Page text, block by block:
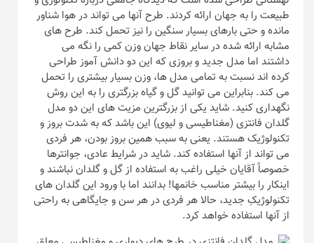
طبیعت را به جهان ارائه کردند. طرح آنها می تواند در هوا شناور
مانده و حتی بارهای بسیار سنگین را نیز تحمل کند. طرح های
مشابه ارائه شده در سایر نقاط جهان وزن کمی را نگه می
داشتند اما مدل جدید و بروزی که این دو دانش آموز طراحی
کرده اند نسبت به تمامی مدل ها، وزن بسیار بیشتری را تحمل
می کند. بنابراین می توانید گل و گیاه بزرگتری را به این روش
نگهداری کنید. شاید یکی از بزرگترین مزیت های این دو مدل
گلدان فانتزی (مغناطیسی و لیوی) این باشد که به شدت بروز و
تکنولوژیک هستند. یعنی به سبب همین بروز بودن، هر فردی
می تواند از آنها استفاده کند. شاید در شرایط عادی، جوانترها
خصوصاً آقایان خیلی راغب به استفاده از گل و گلدان نباشند و
اینکار را بیشتر مناسب خانمها! بدانند اما با ورود این گلدان های
تکنولوژیکِ جدید، حالا هر فردی در هر سن و جایگاهی به راحتی
از آنها استفاده خواهد کرد.